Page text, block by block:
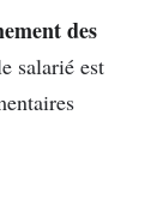
des
salarié est